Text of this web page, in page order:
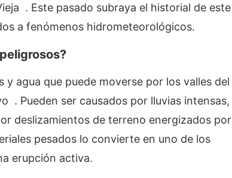
. Este pasado subraya el historial de este
a fenómenos hidrometeorológicos.
agua que puede moverse por los valles del
. Pueden ser causados por lluvias intensas,
deslizamientos de terreno energizados por
pesados lo convierte en uno de los
erupción activa.